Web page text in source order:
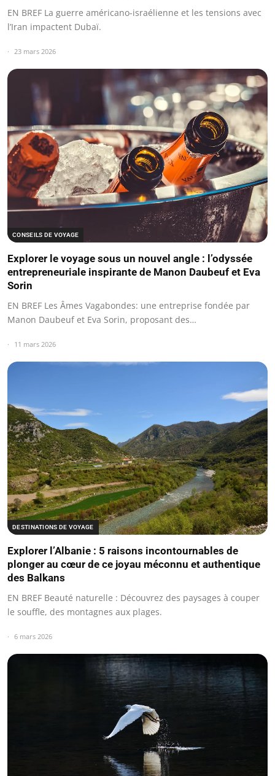
EN BREF La guerre américano-israélienne et les tensions avec
l’Iran impactent Dubaï.
23 mars 2026
CONSEILS DE VOYAGE
Explorer le voyage sous un nouvel angle : l’odyssée
entrepreneuriale inspirante de Manon Daubeuf et Eva
Sorin
EN BREF Les Âmes Vagabondes: une entreprise fondée par
Manon Daubeuf et Eva Sorin, proposant des…
11 mars 2026
DESTINATIONS DE VOYAGE
Explorer l’Albanie : 5 raisons incontournables de
plonger au cœur de ce joyau méconnu et authentique
des Balkans
EN BREF Beauté naturelle : Découvrez des paysages à couper
le souffle, des montagnes aux plages.
6 mars 2026